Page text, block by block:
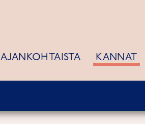
AJANKOHTAISTA KANNAT